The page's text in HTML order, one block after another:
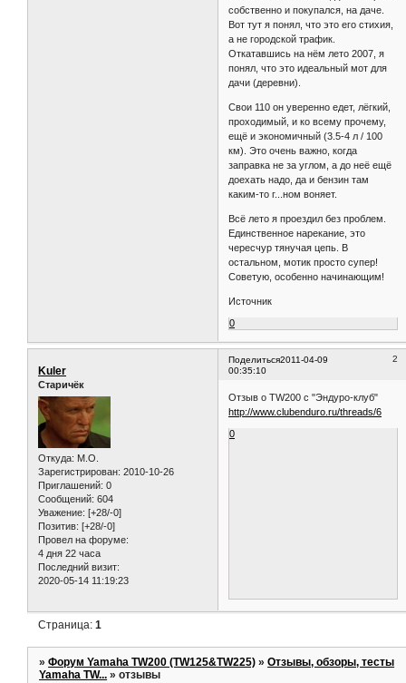
собственно и покупался, на даче.
Вот тут я понял, что это его стихия,
а не городской трафик.
Откатавшись на нём лето 2007, я
понял, что это идеальный мот для
дачи (деревни).
Свои 110 он уверенно едет, лёгкий,
проходимый, и ко всему прочему,
ещё и экономичный (3.5-4 л / 100
км). Это очень важно, когда
заправка не за углом, а до неё ещё
доехать надо, да и бензин там
каким-то г...ном воняет.
Всё лето я проездил без проблем.
Единственное нарекание, это
чересчур тянучая цепь. В
остальном, мотик просто супер!
Советую, особенно начинающим!
Источник
0
Поделиться 2
2011-04-09
00:35:10
Kuler
Старичёк
Откуда: M.O.
Зарегистрирован: 2010-10-26
Приглашений: 0
Сообщений: 604
Уважение: [+28/-0]
Позитив: [+28/-0]
Провел на форуме:
4 дня 22 часа
Последний визит:
2020-05-14 11:19:23
Отзыв о TW200 с "Эндуро-клуб"
http://www.clubenduro.ru/threads/6
0
Страница:1
»Форум Yamaha TW200 (TW125&TW225) »Отзывы, обзоры, тесты
Yamaha TW... »отзывы